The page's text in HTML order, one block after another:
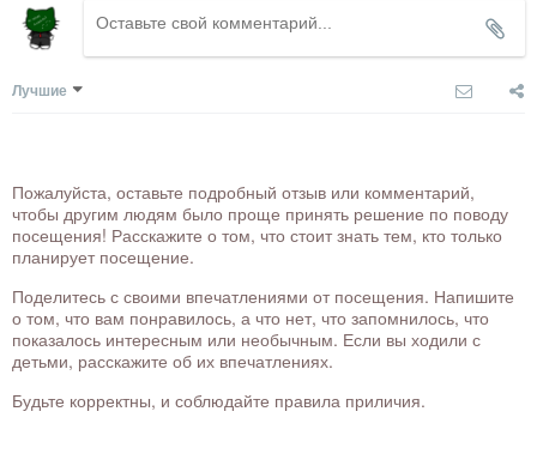
Лучшие
Пожалуйста, оставьте подробный отзыв или комментарий,
чтобы другим людям было проще принять решение по поводу
посещения! Расскажите о том, что стоит знать тем, кто только
планирует посещение.
Поделитесь с своими впечатлениями от посещения. Напишите
о том, что вам понравилось, а что нет, что запомнилось, что
показалось интересным или необычным. Если вы ходили с
детьми, расскажите об их впечатлениях.
Будьте корректны, и соблюдайте правила приличия.